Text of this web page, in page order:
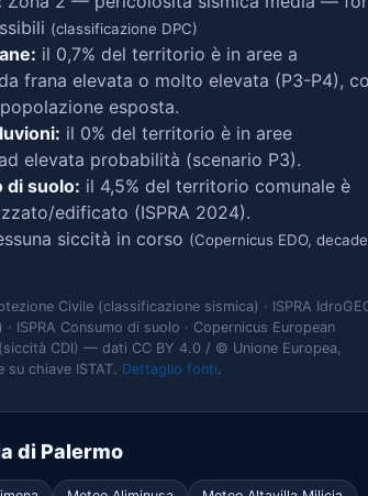
(classificazione DPC)
il 0,7% del territorio è in aree a
frana elevata o molto elevata (P3-P4),
esposta.
il 0% del territorio è in aree
elevata probabilità (scenario P3).
di suolo: il 4,5% del territorio comunale è
edificato (ISPRA 2024).
siccità in corso (Copernicus EDO,
Civile (classificazione sismica) · ISPRA
ISPRA Consumo di suolo · Copernicus European
CDI) — dati CC BY 4.0 / © Unione Europea,
chiave ISTAT. Dettaglio fonti.
di Palermo